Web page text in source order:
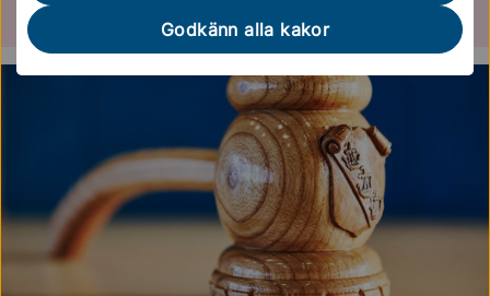
Godkänn alla kakor
Kommunens organisation